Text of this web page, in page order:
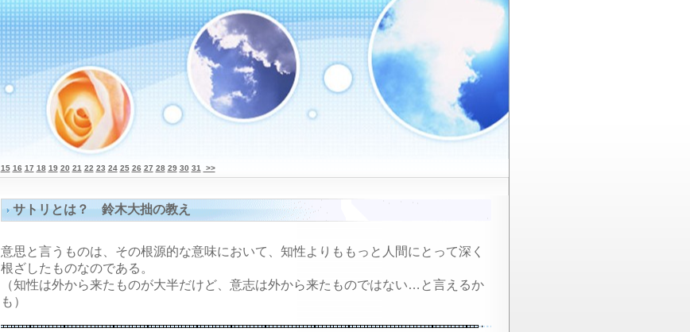
15 16 17 18 19 20 21 22 23 24 25 26 27 28 29 30 31 >>
サトリとは？ 鈴木大拙の教え
意思と言うものは、その根源的な意味において、知性よりももっと人間にとって深く
根ざしたものなのである。
（知性は外から来たものが大半だけど、意志は外から来たものではない…と言えるか
も）